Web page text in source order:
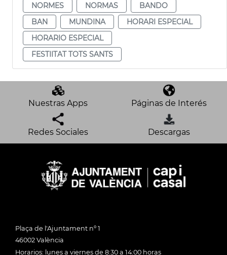
NORMES
NORMAS
BANDO
BAN
MUNDINA
HORARI ESPECIAL
HORARIO ESPECIAL
FESTIITAT TOTS SANTS
Nuestras Apps Páginas de Interés
Redes Sociales Descargas
Plaça de l'Ajuntament nº 1
46002 València
Horarios: lunes a viernes de 8:30 a 14:00 horas